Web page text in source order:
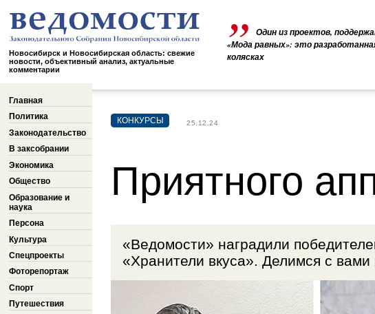
Новосибирск и Новосибирская область: свежие
новости, объективный анализ, актуальные
комментарии
Один из проектов,
«Мода равных»: это
колясках
Главная
Политика
Законодательство
В заксобрании
Экономика
Общество
Образование и
наука
Персона
Культура
Спецпроекты
Фоторепортаж
Спорт
Путешествия
КОНКУРСЫ 25.12.24
Приятного
«Ведомости» наградили
«Хранители вкуса». Делимся с